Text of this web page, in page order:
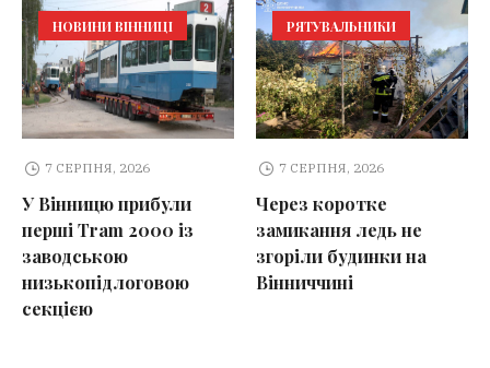
НОВИНИ ВІННИЦІ
7 СЕРПНЯ, 2026
У Вінницю прибули
перші Tram 2000 із
заводською
низькопідлоговою
секцією
РЯТУВАЛЬНИКИ
7 СЕРПНЯ, 2026
Через коротке
замикання ледь не
згоріли будинки на
Вінниччині